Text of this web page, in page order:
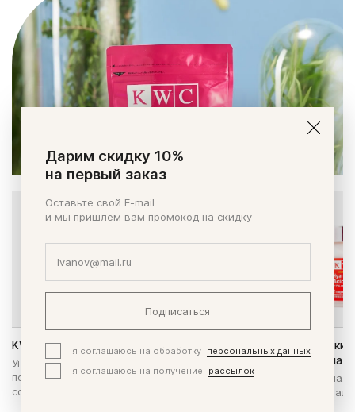
KWC Акулий сквален
Уникальное средство для
повышения иммунитета, улучшения
состояния кожи, волос, ногтей.
KWC Гиалуроновая
улучшенная формула
Обновленная формула.
высокоочищенной
Дарим скидку 10%
на первый заказ
Оставьте свой E-mail
и мы пришлем вам промокод на скидку
Подписаться
я соглашаюсь на обработку
персональных данных
я соглашаюсь на получение
рассылок